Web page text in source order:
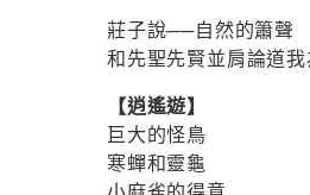
莊子說──自然的簫聲
和先聖先賢並肩論道
【逍遙遊】
巨大的怪鳥
寒蟬和靈龜